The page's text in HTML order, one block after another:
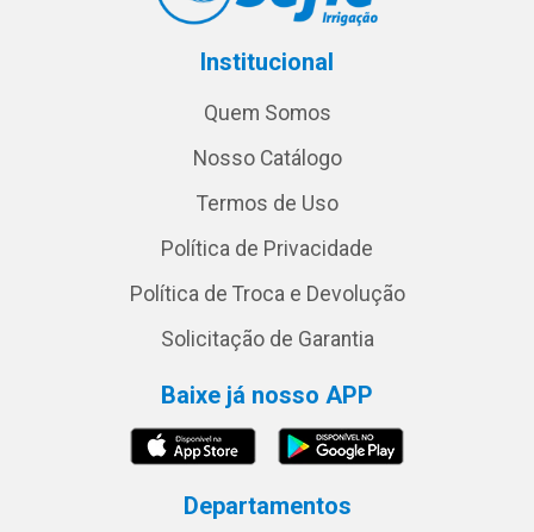
Institucional
Quem Somos
Nosso Catálogo
Termos de Uso
Política de Privacidade
Política de Troca e Devolução
Solicitação de Garantia
Baixe já nosso APP
Departamentos